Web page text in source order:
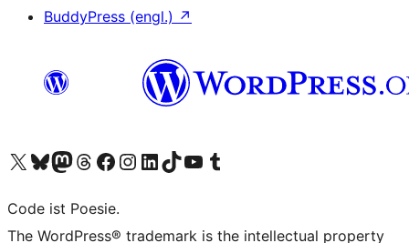
BuddyPress (engl.) ↗
Unser X-Konto (früher Twitter) besuchen
Unser Bluesky-Konto besuchen
Unser Mastodon-Konto besuchen
Unser Threads-Konto besuchen
Unsere Facebook-Seite besuchen
Unser Instagram-Konto besuchen
Unser LinkedIn-Konto besuchen
Unser TikTok-Konto besuchen
Unseren YouTube-Kanal besuchen
Unser Tumblr-Konto besuchen
Code ist Poesie.
The WordPress® trademark is the intellectual property